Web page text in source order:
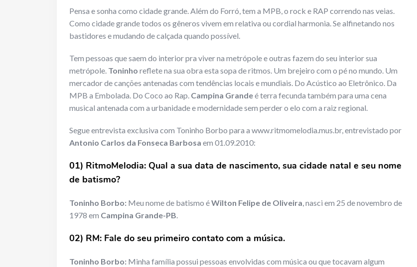
Pensa e sonha como cidade grande. Além do Forró, tem a MPB, o rock e RAP correndo nas veias.
Como cidade grande todos os gêneros vivem em relativa ou cordial harmonia. Se alfinetando nos
bastidores e mudando de calçada quando possível.
Tem pessoas que saem do interior pra viver na metrópole e outras fazem do seu interior sua
metrópole. Toninho reflete na sua obra esta sopa de ritmos. Um brejeiro com o pé no mundo. Um
mercador de canções antenadas com tendências locais e mundiais. Do Acústico ao Eletrônico. Da
MPB a Embolada. Do Coco ao Rap. Campina Grandeé terra fecunda também para uma cena
musical antenada com a urbanidade e modernidade sem perder o elo com a raiz regional.
Segue entrevista exclusiva com Toninho Borbo para a www.ritmomelodia.mus.br, entrevistado por
Antonio Carlos da Fonseca Barbosa em 01.09.2010:
01) RitmoMelodia: Qual a sua data de nascimento, sua cidade natal e seu nome
de batismo?
Toninho Borbo: Meu nome de batismo éWilton Felipe de Oliveira, nasci em 25 de novembro de
1978 em Campina Grande-PB.
02) RM: Fale do seu primeiro contato com a música.
Toninho Borbo: Minha família possui pessoas envolvidas com música ou que tocavam algum